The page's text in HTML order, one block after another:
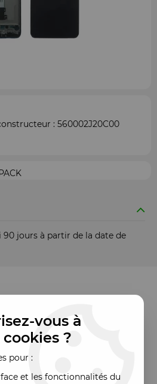
: 560002J20C00
jours à partir de la date de
vous à
?
pour :
et les fonctionnalités du